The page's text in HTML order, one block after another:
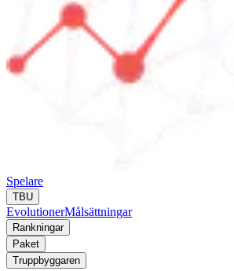
Spelare
TBU
EvolutionerMålsättningar
Rankningar
Paket
Truppbyggaren